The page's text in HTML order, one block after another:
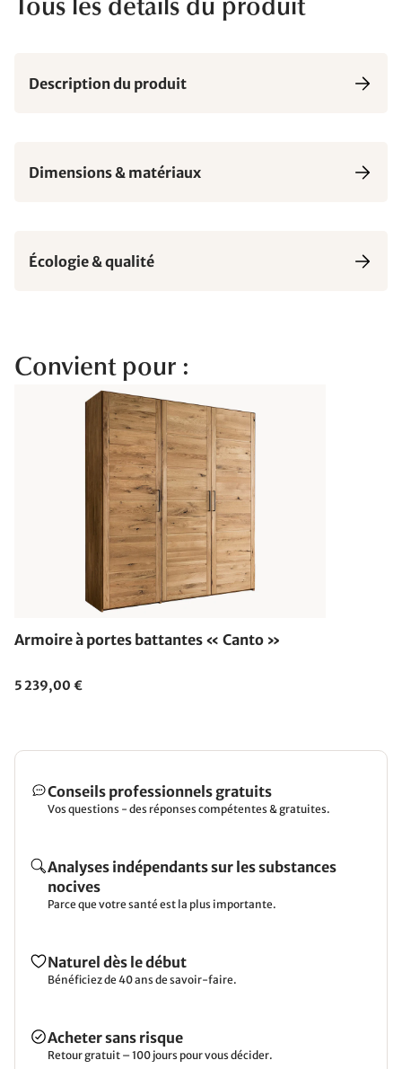
Tous les détails du produit
Description du produit
Dimensions & matériaux
Écologie & qualité
Convient pour :
Armoire à portes battantes « Canto »
5 239,00 €
Conseils professionnels gratuits
Vos questions - des réponses compétentes & gratuites.
Analyses indépendants sur les substances
nocives
Parce que votre santé est la plus importante.
Naturel dès le début
Bénéficiez de 40 ans de savoir-faire.
Acheter sans risque
Retour gratuit – 100 jours pour vous décider.